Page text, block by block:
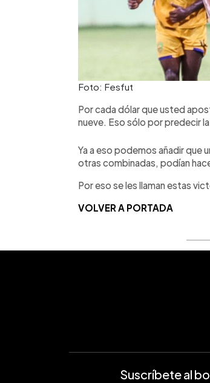
Foto: Fesfut
Por cada dólar que usted
nueve. Eso sólo por predecir
Ya a eso podemos añadir que
otras combinadas, podían
Por eso se les llaman estas
VOLVER A PORTADA
Suscríbete al